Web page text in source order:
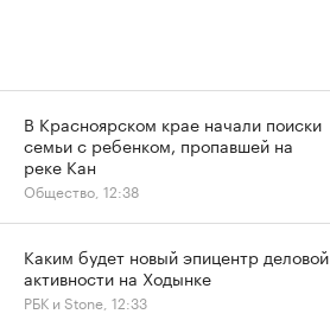
В Красноярском крае начали поиски
семьи с ребенком, пропавшей на
реке Кан
Общество, 12:38
Каким будет новый эпицентр деловой
активности на Ходынке
РБК и Stone, 12:33